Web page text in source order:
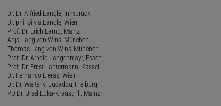
Dr. Dr. Alfried Längle, Innsbruck
Dr. phil Silvia Längle, Wien
Prof. Dr. Erich Lamp, Mainz
Anja Lang von Wins, München
Thomas Lang von Wins, München
Prof. Dr. Arnold Langenmayr, Essen
Prof. Dr. Ernst Lantermann, Kassel
Dr. Fernando Lleras, Wien
Dr. Dr. Walter v. Lucadou, Freiburg
PD Dr. Ursel Luka-Krausgrill, Mainz